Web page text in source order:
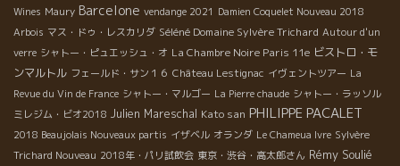
Wines Maury Barcelone vendange 2021 Damien Coquelet Nouveau 2018
Arbois マス・ドゥ・レスカリダ Séléné Domaine Sylvère Trichard Autour d'un
verre シャトー・ピュエッシュ・オ La Chambre Noire Paris 11e ビストロ・モ
ンマルトル フェールド・サン１６ Château Lestignac イヴェントツアー La
Revue du Vin de France シャトー・マルゴー La Pierre chaude シャトー・ラッソル
ミレジム・ビオ2018 Julien Mareschal Kato san PHILIPPE PACALET
2018 Beaujolais Nouveaux partis イザベル オランダ Le Chameua Ivre Sylvère
Trichard Nouveau 2018年・パリ試飲会 東京・渋谷・高太郎さん Rémy Soulié